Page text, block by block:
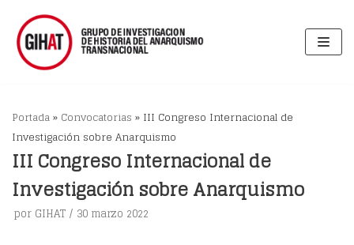
Saltar
al
Portada» Convocatorias » III Congreso Internacional de
Investigación sobre Anarquismo
III Congreso Internacional de
Investigación sobre Anarquismo
por GIHAT 30 marzo 2022